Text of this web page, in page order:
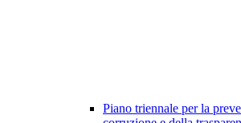
Piano triennale per la